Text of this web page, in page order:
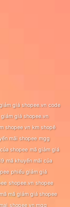
giá shopee.vn code
giảm giá shopee.vn
shopee vn km shopê
mãi shopee mgg
shopee mã giảm giá
mã khuyến mãi của
phiếu giảm giá
shopee.vn shopee
mã giảm giá shopee
shopee vn mgg